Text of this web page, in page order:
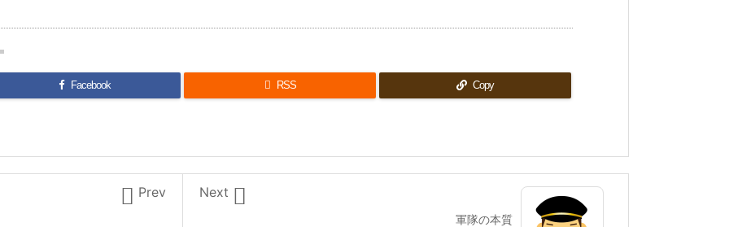
Facebook  RSS Copy
軍隊の本質

Next
 Prev